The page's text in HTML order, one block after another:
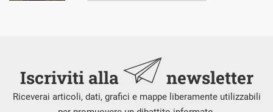
Iscriviti alla newsletter
Riceverai articoli, dati, grafici e mappe liberamente utilizzabili